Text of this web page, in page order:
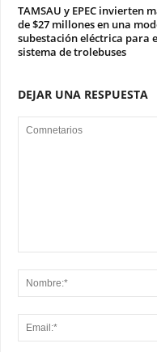
TAMSAU y EPEC invierten
de $27 millones en una
subestación eléctrica para
sistema de trolebuses
DEJAR UNA RESPUESTA